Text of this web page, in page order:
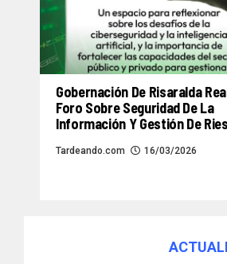
Gobernación De Risaralda
Foro Sobre Seguridad De La
Información Y Gestión De
Tardeando.com 16/03/2026